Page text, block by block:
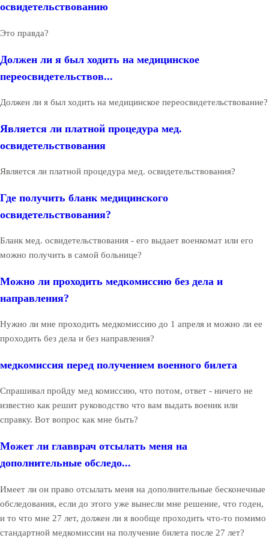
освидетельствованию
Это правда?
Должен ли я был ходить на медицинское
переосвидетельствов...
Должен ли я был ходить на медицинское переосвидетельствование?
Является ли платной процедура мед.
освидетельствования
Является ли платной процедура мед. освидетельствования?
Где получить бланк медицинского
освидетельствования?
Бланк мед. освидетельствования - его выдает военкомат или его
можно получить в самой больнице?
Можно ли проходить медкомиссию без дела и
направления?
Нужно ли мне проходить медкомиссию до 1 апреля и можно ли ее
проходить без дела и без направления?
медкомиссия перед получением военного билета
Спрашивал пройду мед комиссию, что потом, ответ - ничего не
известно как решит руководство что вам выдать военик или
справку. Вот вопрос как мне быть?
Может ли главврач отсылать меня на
дополнительные обследо...
Имеет ли он право отсылать меня на дополнительные бесконечные
обследования, если до этого уже вынесли мне решение, что годен,
и то что мне 27 лет, должен ли я вообще проходить что-то помимо
стандартной медкомиссии на получение билета после 27 лет?